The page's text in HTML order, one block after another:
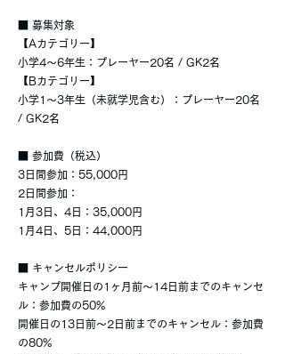
■ 募集対象
【Aカテゴリー】
小学4〜6年生：プレーヤー20名 / GK2名
【Bカテゴリー】
小学1〜3年生（未就学児含む）：プレーヤー20名
/ GK2名
■ 参加費（税込）
3日間参加：55,000円
2日間参加：
1月3日、4日：35,000円
1月4日、5日：44,000円
■ キャンセルポリシー
キャンプ開催日の1ヶ月前〜14日前までのキャンセ
ル：参加費の50%
開催日の13日前〜2日前までのキャンセル：参加費
の80%